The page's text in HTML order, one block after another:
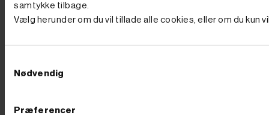
samtykke tilbage.
Vælg herunder om du vil tillade alle cookies, eller om du kun
Nødvendig
Præferencer
Industrivej 51